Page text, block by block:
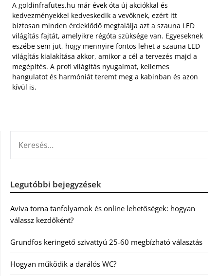
A goldinfrafutes.hu már évek óta új akciókkal és
kedvezményekkel kedveskedik a vevőknek, ezért itt
biztosan minden érdeklődő megtalálja azt a szauna LED
világítás fajtát, amelyikre régóta szüksége van. Egyeseknek
eszébe sem jut, hogy mennyire fontos lehet a szauna LED
világítás kialakítása akkor, amikor a cél a tervezés majd a
megépítés. A profi világítás nyugalmat, kellemes
hangulatot és harmóniát teremt meg a kabinban és azon
kívül is.
Legutóbbi bejegyzések
Aviva torna tanfolyamok és online lehetőségek: hogyan
válassz kezdőként?
Grundfos keringető szivattyú 25-60 megbízható választás
Hogyan működik a darálós WC?